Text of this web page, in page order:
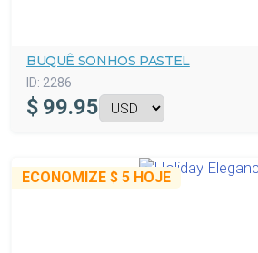
BUQUÊ SONHOS PASTEL
ID: 2286
$ 99.95
ECONOMIZE $ 5 HOJE